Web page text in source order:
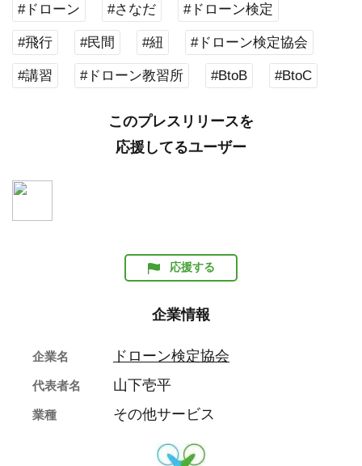
#ドローン #さなだ #ドローン検定
#飛行 #民間 #紐 #ドローン検定協会
#講習 #ドローン教習所 #BtoB #BtoC
このプレスリリースを
応援してるユーザー
応援する
企業情報
企業名 ドローン検定協会
代表者名 山下壱平
業種 その他サービス